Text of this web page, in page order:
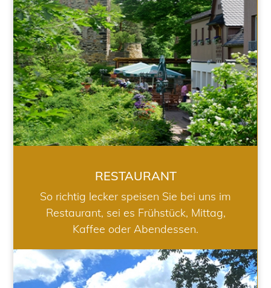
RESTAURANT
RESTAURANT
So richtig lecker speisen Sie bei uns im
Restaurant, sei es Frühstück, Mittag,
Kaffee oder Abendessen.